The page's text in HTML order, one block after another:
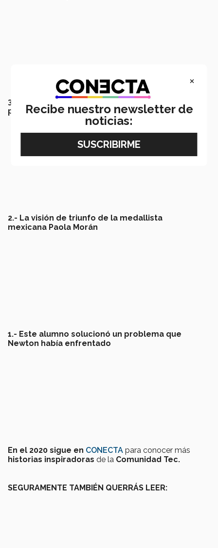
3.- Las oficinas del Tec en en Monterrey reciben
premio
2.- La visión de triunfo de la medallista
mexicana Paola Morán
1.- Este alumno solucionó un problema que
Newton había enfrentado
En el 2020 sigue en CONECTA para conocer más
historias inspiradoras de la Comunidad Tec.
SEGURAMENTE TAMBIÉN QUERRÁS LEER:
×
Recibe nuestro newsletter de
noticias: